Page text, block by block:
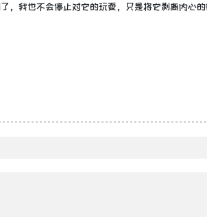
，我也不会停止对它的玩耍，只是将它剥离内心